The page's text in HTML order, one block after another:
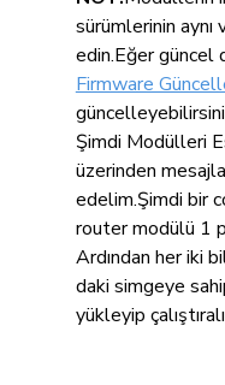
sürümlerinin
edin.Eğer güncel
Firmware
Şimdi Modülleri
üzerinden
edelim.Şimdi bir
router modülü 1
Ardından her iki
daki simgeye
yükleyip